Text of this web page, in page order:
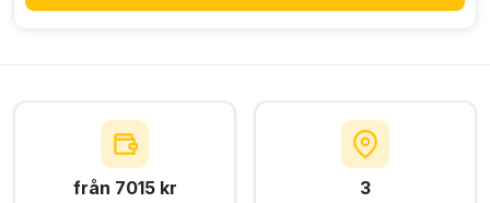
från 7015 kr 3